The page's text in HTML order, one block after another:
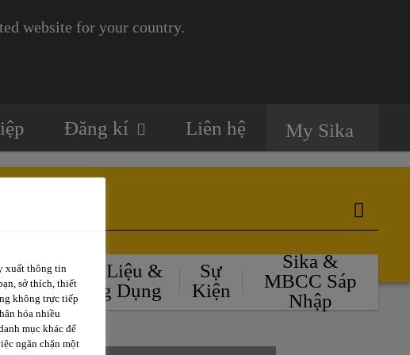
website for your country.
Đăng kí Liên hệ My Sika
Lẻ
Tài Liệu &
Ứng Dụng
Sự
Kiện
Sika &
MBCC Sáp
Nhập
xuất thông tin
sở thích, thiết
không trực tiếp
hóa nhiều
mục khác để
ngăn chặn một